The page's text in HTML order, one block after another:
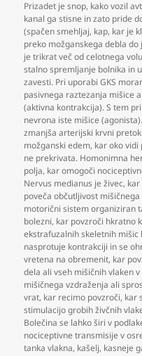
Prizadet je snop, kako vozil
kanal ga stisne in zato pride
(spačen smehljaj, kap, kar je
preko možganskega debla
je trikrat več od celotnega
stalno spremljanje bolnika in
zavesti. Pri uporabi GKS
pasivnega raztezanja mišice
(aktivna kontrakcija). S tem
nevrona iste mišice
zmanjša arterijski krvni
možganski edem, kar oko vidi
ne prekrivata. Homonimna
polja, kar omogoči
Nervus medianus je živec,
poveča občutljivost
motorični sistem organiziran
bolezni, kar povzroči hkratno
ekstrafuzalnih skeletnih
nasprotuje kontrakciji in se
vretena na obremenit, kar
dela ali vseh mišičnih vlaken
mišičnega vzdraženja ali
vrat, kar recimo povzroči, kar
stimulacijo grobih živčnih
Bolečina se lahko širi v
nociceptivne transmisije v
tanka vlakna, kašelj, kasneje